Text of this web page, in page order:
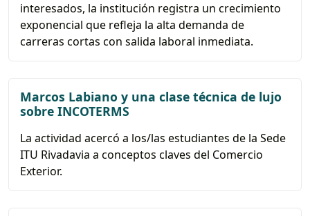
interesados, la institución registra un crecimiento
exponencial que refleja la alta demanda de
carreras cortas con salida laboral inmediata.
Marcos Labiano y una clase técnica de lujo
sobre INCOTERMS
La actividad acercó a los/las estudiantes de la Sede
ITU Rivadavia a conceptos claves del Comercio
Exterior.